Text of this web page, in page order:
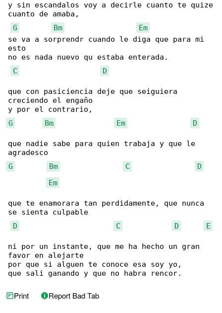
y sin escandalos voy a decirle cuanto te quize
cuanto de amaba,
G
Bm
Em
se va a sorprendr cuando le diga que para mi
esto
no es nada nuevo qu estaba enterada.
C
D
que con pasiciencia deje que seiguiera
creciendo el engaño
G
Bm Em D
que nadie sabe para quien trabaja y que le
G
Bm C
D
Em
que te enamorara tan perdidamente, que nunca
se sienta culpable
D
C D E
ni por un instante, que me ha hecho un gran
favor en alejarte
por que si alguen te conoce esa soy yo,
que sali ganando y que no habra rencor.
Print Report Bad Tab